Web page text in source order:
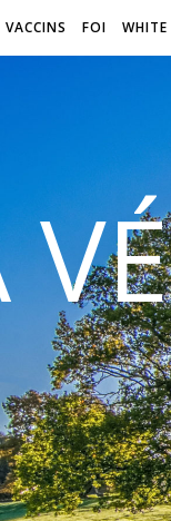
VACCINS FOI